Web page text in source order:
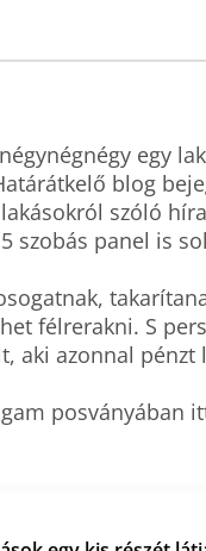
egy
blog
szóló
szobás panel is
félrerakni. S
aki azonnal
posványában